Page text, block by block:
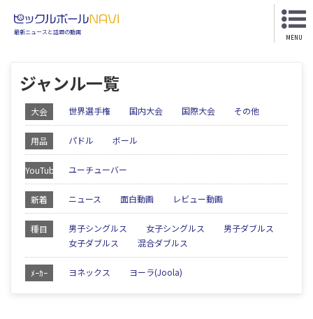
最新ニュースと話題の動画
MENU
ジャンル一覧
大会 世界選手権 国内大会 国際大会 その他
用品 パドル ボール
YouTube ユーチューバー
新着 ニュース 面白動画 レビュー動画
種目 男子シングルス 女子シングルス
男子ダブルス
女子ダブルス
混合ダブルス
ﾒｰｶｰ ヨネックス ヨーラ(Joola)